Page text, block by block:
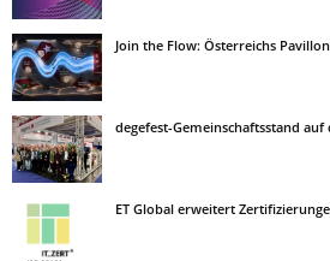
Join the Flow: Österreichs
degefest-Gemeinschaftsstand
ET Global erweitert